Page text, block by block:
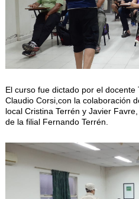
SUSCRIBIRSE
VER NEWSLETTER
CONTACTO
LIBRO DE VISITAS
El curso fue dictado por el
Claudio Corsi,con la colaboración
local Cristina Terrén y Javier
de la filial Fernando Terrén.